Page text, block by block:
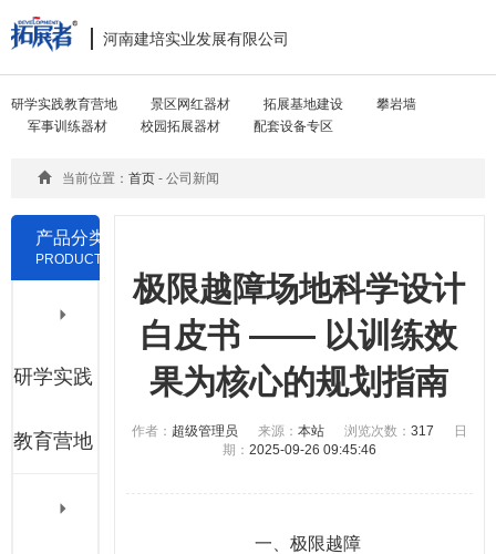
河南建培实业发展有限公司
研学实践教育营地 景区网红器材 拓展基地建设
攀岩墙
军事训练器材
校园拓展器材 配套设备专区
当前位置： 首页 - 公司新闻
产品分类
PRODUCTS
研学实践
教育营地
极限越障场地科学设计
白皮书 —— 以训练效
果为核心的规划指南
作者： 超级管理员 来源： 本站浏览次数： 317 日
期： 2025-09-26 09:45:46
一、极限越障